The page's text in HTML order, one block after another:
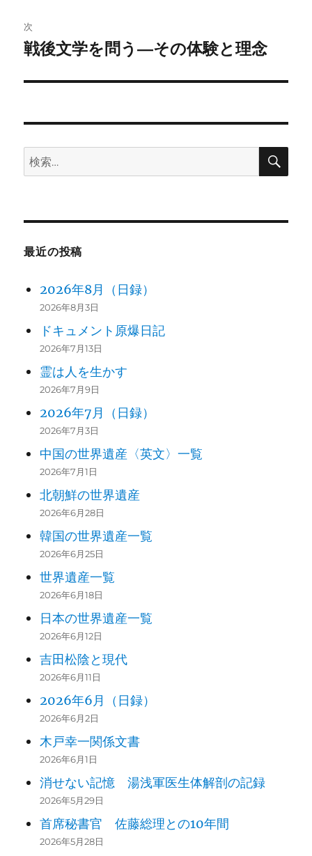
ビ
ゲ
ー
ン
稿:
次
次
投
戦後文学を問う―その体験と理念
検
索:
検
最近の投稿
2026年8月（日録）
2026年8月3日
ドキュメント原爆日記
2026年7月13日
霊は人を生かす
2026年7月9日
2026年7月（日録）
2026年7月3日
中国の世界遺産〈英文〉一覧
2026年7月1日
北朝鮮の世界遺産
2026年6月28日
韓国の世界遺産一覧
2026年6月25日
世界遺産一覧
2026年6月18日
日本の世界遺産一覧
2026年6月12日
吉田松陰と現代
2026年6月11日
2026年6月（日録）
2026年6月2日
木戸幸一関係文書
2026年6月1日
消せない記憶 湯浅軍医生体解剖の記録
2026年5月29日
首席秘書官 佐藤総理との10年間
2026年5月28日